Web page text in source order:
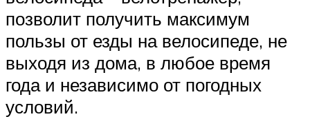
позволит получить максимум
пользы от езды на велосипеде, не
выходя из дома, в любое время
года и независимо от погодных
условий.